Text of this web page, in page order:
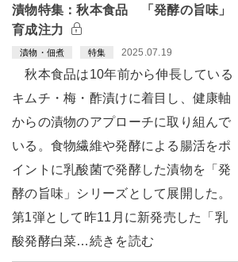
漬物特集：秋本食品 「発酵の旨味」
育成注力
漬物・佃煮 特集 2025.07.19
秋本食品は10年前から伸長している
キムチ・梅・酢漬けに着目し、健康軸
からの漬物のアプローチに取り組んで
いる。食物繊維や発酵による腸活をポ
イントに乳酸菌で発酵した漬物を「発
酵の旨味」シリーズとして展開した。
第1弾として昨11月に新発売した「乳
酸発酵白菜…続きを読む